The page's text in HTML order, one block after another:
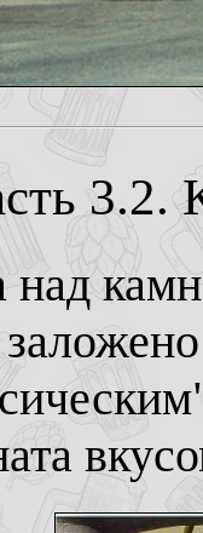
3.2.
над